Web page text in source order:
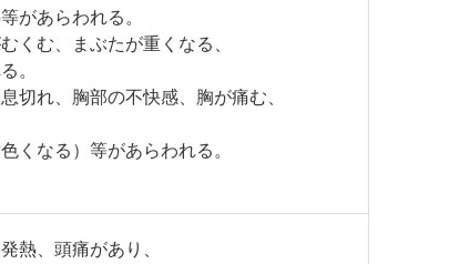
があらわれる。
くむ、まぶたが重くなる、
。
切れ、胸部の不快感、胸が痛む、
くなる）等があらわれる。
熱、頭痛があり、